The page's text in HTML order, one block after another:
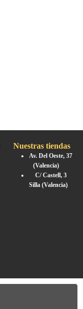
Nuestras tiendas
Av. Del Oeste, 37
(Valencia)
C/ Castell, 3
Silla (Valencia)